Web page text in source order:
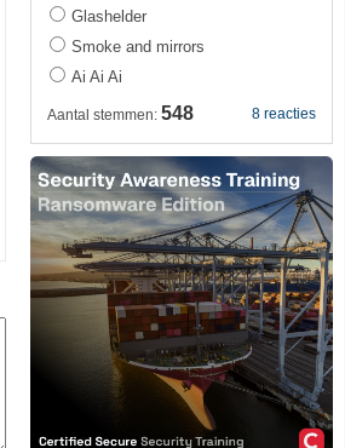
Glashelder
Smoke and mirrors
Ai Ai Ai
8 reacties
Aantal stemmen: 548